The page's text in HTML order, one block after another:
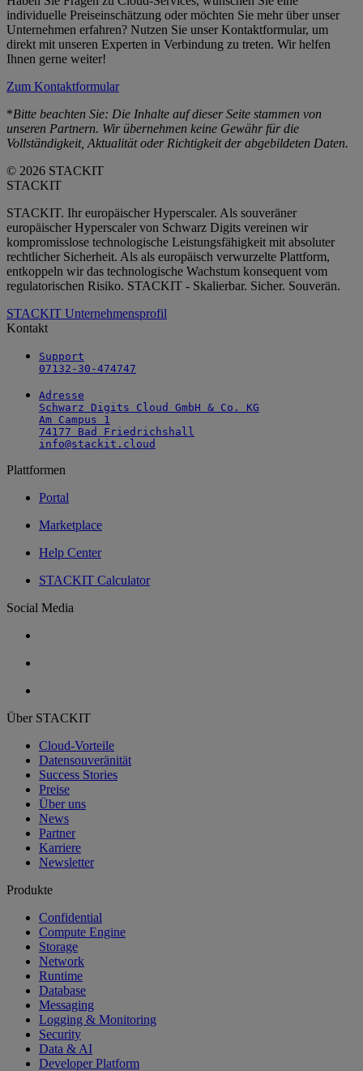
individuelle Preiseinschätzung oder möchten Sie mehr über unser
Unternehmen erfahren? Nutzen Sie unser Kontaktformular, um
direkt mit unseren Experten in Verbindung zu treten. Wir helfen
Ihnen gerne weiter!
Zum Kontaktformular
*Bitte beachten Sie: Die Inhalte auf dieser Seite stammen von
unseren Partnern. Wir übernehmen keine Gewähr für die
Vollständigkeit, Aktualität oder Richtigkeit der abgebildeten Daten.
© 2026 STACKIT
STACKIT
STACKIT. Ihr europäischer Hyperscaler. Als souveräner
europäischer Hyperscaler von Schwarz Digits vereinen wir
kompromisslose technologische Leistungsfähigkeit mit absoluter
rechtlicher Sicherheit. Als als europäisch verwurzelte Plattform,
entkoppeln wir das technologische Wachstum konsequent vom
regulatorischen Risiko. STACKIT - Skalierbar. Sicher. Souverän.
STACKIT Unternehmensprofil
Kontakt
Support
07132-30-474747
Adresse
Schwarz Digits Cloud GmbH & Co. KG
Am Campus 1
74177 Bad Friedrichshall
info@stackit.cloud
Plattformen
Portal
Marketplace
Help Center
STACKIT Calculator
Social Media
Über STACKIT
Cloud-Vorteile
Datensouveränität
Success Stories
Preise
Über uns
News
Partner
Karriere
Newsletter
Produkte
Confidential
Compute Engine
Storage
Network
Runtime
Database
Messaging
Logging & Monitoring
Security
Data & AI
Developer Platform